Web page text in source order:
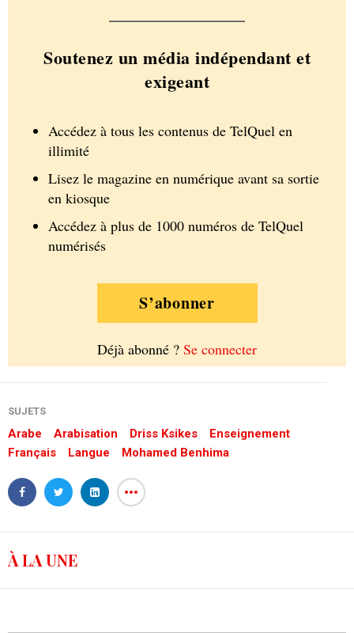
Soutenez un média indépendant et
exigeant
Accédez à tous les contenus de TelQuel en
illimité
Lisez le magazine en numérique avant sa sortie
en kiosque
Accédez à plus de 1000 numéros de TelQuel
numérisés
S’abonner
Déjà abonné ? Se connecter
SUJETS
Arabe Arabisation Driss Ksikes
Enseignement
Français
Langue Mohamed Benhima
À LA UNE